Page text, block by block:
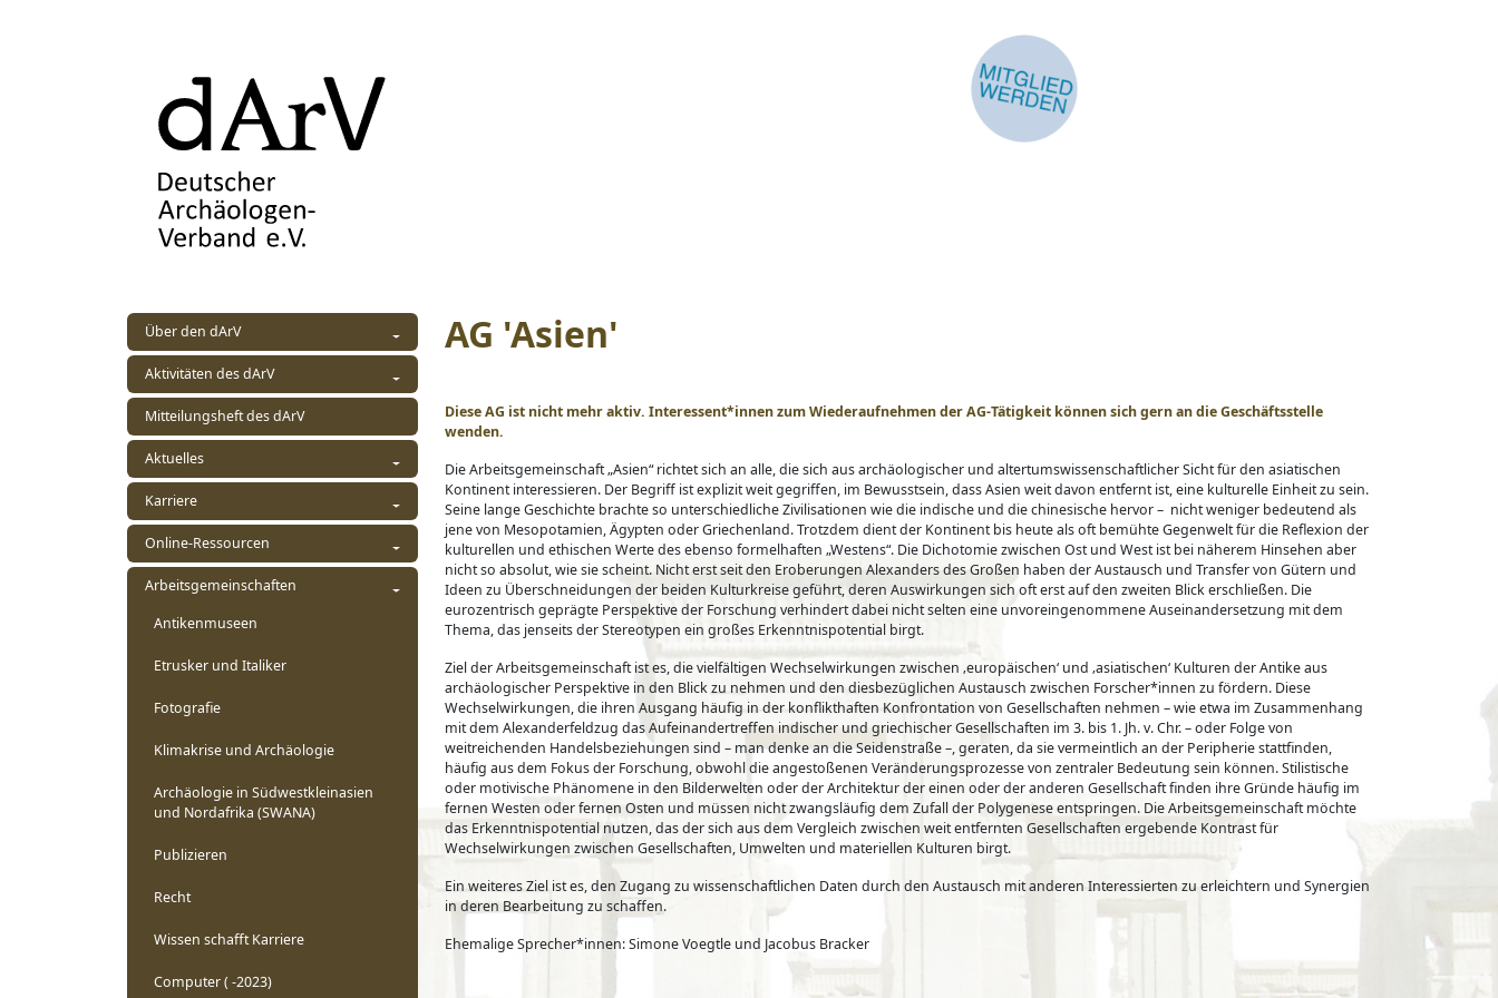
Über den dArV
Aktivitäten des dArV
Mitteilungsheft des dArV
Aktuelles
Karriere
Online-Ressourcen
Arbeitsgemeinschaften
Antikenmuseen
Etrusker und Italiker
Fotografie
Klimakrise und Archäologie
Archäologie in Südwestkleinasien
und Nordafrika (SWANA)
Publizieren
Recht
Wissen schafft Karriere
Computer ( -2023)
AG 'Asien'
Diese AG ist nicht mehr aktiv. Interessent*innen zum Wiederaufnehmen der AG-Tätigkeit können sich gern an die Geschäftsstelle
wenden.
Die Arbeitsgemeinschaft „Asien“ richtet sich an alle, die sich aus archäologischer und altertumswissenschaftlicher Sicht für den asiatischen
Kontinent interessieren. Der Begriff ist explizit weit gegriffen, im Bewusstsein, dass Asien weit davon entfernt ist, eine kulturelle Einheit zu sein.
Seine lange Geschichte brachte so unterschiedliche Zivilisationen wie die indische und die chinesische hervor – nicht weniger bedeutend als
jene von Mesopotamien, Ägypten oder Griechenland. Trotzdem dient der Kontinent bis heute als oft bemühte Gegenwelt für die Reflexion der
kulturellen und ethischen Werte des ebenso formelhaften „Westens“. Die Dichotomie zwischen Ost und West ist bei näherem Hinsehen aber
nicht so absolut, wie sie scheint. Nicht erst seit den Eroberungen Alexanders des Großen haben der Austausch und Transfer von Gütern und
Ideen zu Überschneidungen der beiden Kulturkreise geführt, deren Auswirkungen sich oft erst auf den zweiten Blick erschließen. Die
eurozentrisch geprägte Perspektive der Forschung verhindert dabei nicht selten eine unvoreingenommene Auseinandersetzung mit dem
Thema, das jenseits der Stereotypen ein großes Erkenntnispotential birgt.
Ziel der Arbeitsgemeinschaft ist es, die vielfältigen Wechselwirkungen zwischen ‚europäischen‘ und ‚asiatischen‘ Kulturen der Antike aus
archäologischer Perspektive in den Blick zu nehmen und den diesbezüglichen Austausch zwischen Forscher*innen zu fördern. Diese
Wechselwirkungen, die ihren Ausgang häufig in der konflikthaften Konfrontation von Gesellschaften nehmen – wie etwa im Zusammenhang
mit dem Alexanderfeldzug das Aufeinandertreffen indischer und griechischer Gesellschaften im 3. bis 1. Jh. v. Chr. – oder Folge von
weitreichenden Handelsbeziehungen sind – man denke an die Seidenstraße –, geraten, da sie vermeintlich an der Peripherie stattfinden,
häufig aus dem Fokus der Forschung, obwohl die angestoßenen Veränderungsprozesse von zentraler Bedeutung sein können. Stilistische
oder motivische Phänomene in den Bilderwelten oder der Architektur der einen oder der anderen Gesellschaft finden ihre Gründe häufig im
fernen Westen oder fernen Osten und müssen nicht zwangsläufig dem Zufall der Polygenese entspringen. Die Arbeitsgemeinschaft möchte
das Erkenntnispotential nutzen, das der sich aus dem Vergleich zwischen weit entfernten Gesellschaften ergebende Kontrast für
Wechselwirkungen zwischen Gesellschaften, Umwelten und materiellen Kulturen birgt.
Ein weiteres Ziel ist es, den Zugang zu wissenschaftlichen Daten durch den Austausch mit anderen Interessierten zu erleichtern und Synergien
in deren Bearbeitung zu schaffen.
Ehemalige Sprecher*innen: Simone Voegtle und Jacobus Bracker